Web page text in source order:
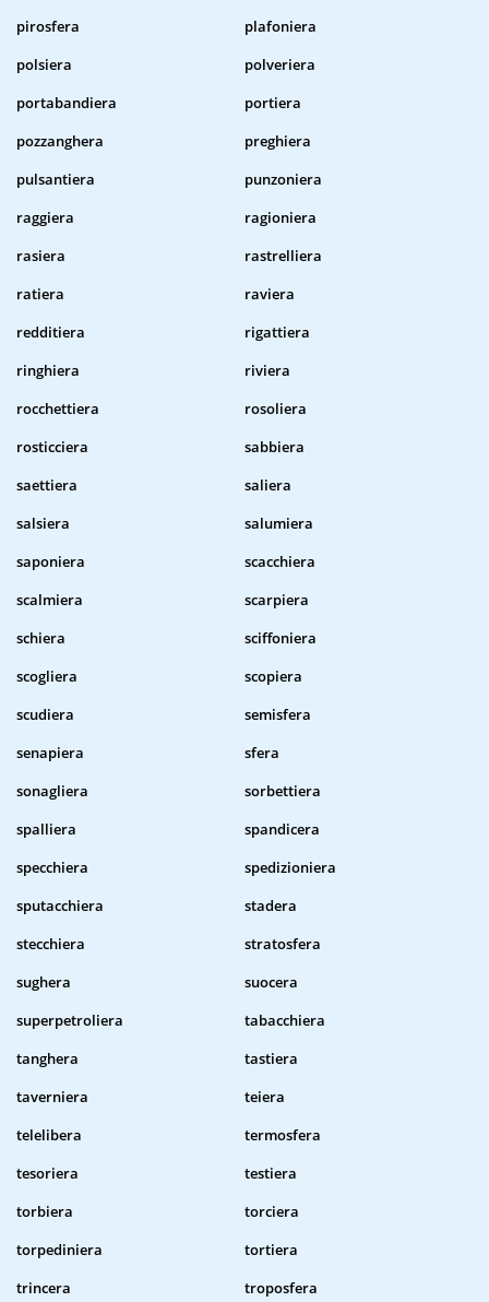
pirosfera
plafoniera
polsiera
polveriera
portabandiera
portiera
pozzanghera
preghiera
pulsantiera
punzoniera
raggiera
ragioniera
rasiera
rastrelliera
ratiera
raviera
redditiera
rigattiera
ringhiera
riviera
rocchettiera
rosoliera
rosticciera
sabbiera
saettiera
saliera
salsiera
salumiera
saponiera
scacchiera
scalmiera
scarpiera
schiera
sciffoniera
scogliera
scopiera
scudiera
semisfera
senapiera
sfera
sonagliera
sorbettiera
spalliera
spandicera
specchiera
spedizioniera
sputacchiera
stadera
stecchiera
stratosfera
sughera
suocera
superpetroliera
tabacchiera
tanghera
tastiera
taverniera
teiera
telelibera
termosfera
tesoriera
testiera
torbiera
torciera
torpediniera
tortiera
trincera
troposfera